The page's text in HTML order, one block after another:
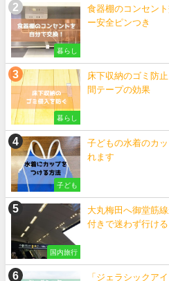
暮らし
食器棚のコンセン
ー安全ピンつき
暮らし
床下収納のゴミ防
間テープの効果
子ども
子どもの水着のカ
れます
国内旅行
大丸梅田へ御堂筋
付きで迷わず行ける
「ジェラシックア